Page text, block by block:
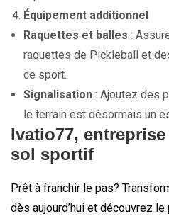
Équipement additionnel
Raquettes et balles :
raquettes de Pickleball et
ce sport.
Signalisation : Ajoutez des
le terrain est désormais un
Ivatio77,
sol sportif
Prêt à franchir le pas?
dès aujourd’hui et découvrez